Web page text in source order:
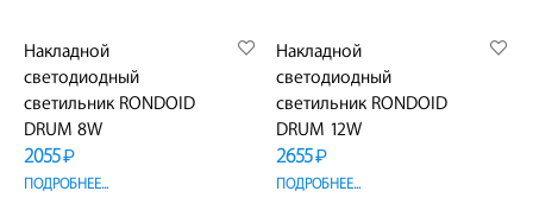
Накладной
светодиодный
светильник RONDOID
DRUM 8W
2055₽
ПОДРОБНЕЕ...
Накладной
светодиодный
светильник RONDOID
DRUM 12W
2655₽
ПОДРОБНЕЕ...